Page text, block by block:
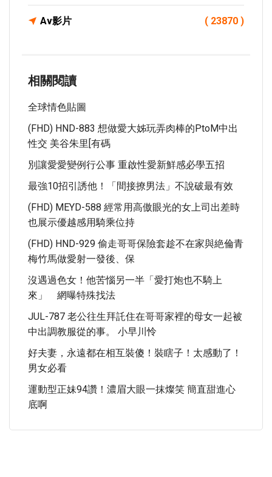
Av影片 ( 23870 )
相關閱讀
全球情色貼圖
(FHD) HND-883 想做愛大姊玩弄肉棒的PtoM中出
性交 美谷朱里[有碼
別讓愛愛變例行公事 重啟性愛新鮮感必學五招
最強10招引誘他！「間接撩男法」不說破最有效
(FHD) MEYD-588 經常用高傲眼光的女上司出差時
也展示優越感用騎乘位持
(FHD) HND-929 偷走哥哥保險套趁不在家與絶倫青
梅竹馬做愛射一發後、保
沒遇過色女！他苦惱另一半「愛打炮也不騎上
來」 網曝特殊找法
JUL-787 老公往生拜託住在哥哥家裡的母女一起被
中出調教服從的事。 小早川怜
好夫妻，永遠都在相互裝傻！裝瞎子！太感動了！
男女必看
運動型正妹94讚！濃眉大眼一抹燦笑 簡直甜進心
底啊